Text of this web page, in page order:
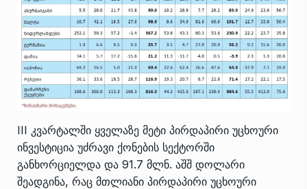
III კვარტალში ყველაზე მეტი პირდაპირი უცხოური
ინვესტიცია უძრავი ქონების სექტორში
განხორციელდა და 91.7 მლნ. აშშ დოლარი
შეადგინა, რაც მთლიანი პირდაპირი უცხოური